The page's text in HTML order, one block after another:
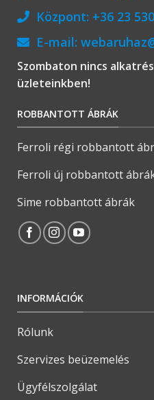
Központ: +36 23
E-mail:
Szombaton nincs
üzleteinkben!
ROBBANTOTT ÁBRÁK
Ferroli régi robbantott
Ferroli új robbantott
Sime robbantott ábrák
INFORMÁCIÓK
Rólunk
Szervizes beüzemelés
Ügyfélszolgálat